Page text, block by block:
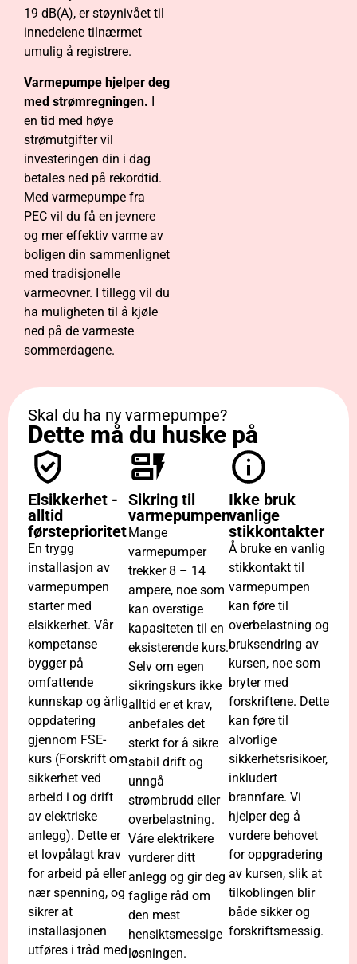
19 dB(A), er støynivået til
innedelene tilnærmet
umulig å registrere.
Varmepumpe hjelper deg
med strømregningen. I
en tid med høye
strømutgifter vil
investeringen din i dag
betales ned på rekordtid.
Med varmepumpe fra
PEC vil du få en jevnere
og mer effektiv varme av
boligen din sammenlignet
med tradisjonelle
varmeovner. I tillegg vil du
ha muligheten til å kjøle
ned på de varmeste
sommerdagene.
Skal du ha ny varmepumpe?
Dette må du huske på
Elsikkerhet -
alltid
førsteprioritet
En trygg
installasjon av
varmepumpen
starter med
elsikkerhet. Vår
kompetanse
bygger på
omfattende
kunnskap og årlig
oppdatering
gjennom FSE-
kurs (Forskrift om
sikkerhet ved
arbeid i og drift
av elektriske
anlegg). Dette er
et lovpålagt krav
for arbeid på eller
nær spenning, og
sikrer at
installasjonen
utføres i tråd med
Sikring til
varmepumpen
Mange
varmepumper
trekker 8 – 14
ampere, noe som
kan overstige
kapasiteten til en
eksisterende kurs.
Selv om egen
sikringskurs ikke
alltid er et krav,
anbefales det
sterkt for å sikre
stabil drift og
unngå
strømbrudd eller
overbelastning.
Våre elektrikere
vurderer ditt
anlegg og gir deg
faglige råd om
den mest
hensiktsmessige
løsningen.
Ikke bruk
vanlige
stikkontakter
Å bruke en vanlig
stikkontakt til
varmepumpen
kan føre til
overbelastning og
bruksendring av
kursen, noe som
bryter med
forskriftene. Dette
kan føre til
alvorlige
sikkerhetsrisikoer,
inkludert
brannfare. Vi
hjelper deg å
vurdere behovet
for oppgradering
av kursen, slik at
tilkoblingen blir
både sikker og
forskriftsmessig.